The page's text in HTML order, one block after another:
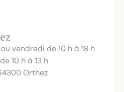
vendredi de 10 h à 18 h
10 h à 13 h
Orthez